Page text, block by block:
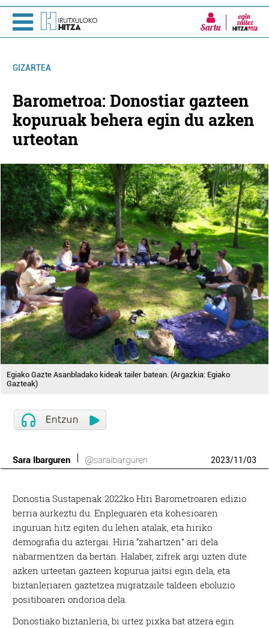
Sartu
GIZARTEA
Barometroa: Donostiar gazteen
kopuruak behera egin du azken
urteotan
Egiako Gazte Asanbladako kideak tailer batean. (Argazkia: Egiako
Gazteak)
Sara Ibarguren @saraibarguren 2023/11/03
Donostia Sustapenak 2022ko Hiri Barometroaren edizio
berria aurkeztu du. Enpleguaren eta kohesioaren
inguruan hitz egiten du lehen atalak, eta hiriko
demografia du aztergai. Hiria “zahartzen” ari dela
nabarmentzen da bertan. Halaber, zifrek argi uzten dute
azken urteetan gazteen kopurua jaitsi egin dela, eta
biztanleriaren gaztetzea migratzaile taldeen eboluzio
positiboaren ondorioa dela.
Donostiako biztanleria, bi urtez pixka bat atzera egin